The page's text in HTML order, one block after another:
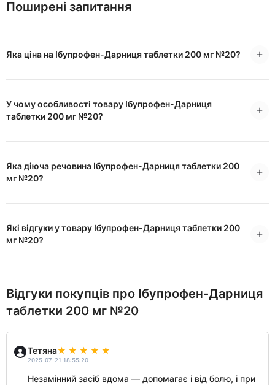
Поширені запитання
Яка ціна на Ібупрофен-Дарниця таблетки 200 мг №20?
У чому особливості товару Ібупрофен-Дарниця
таблетки 200 мг №20?
Яка діюча речовина Ібупрофен-Дарниця таблетки 200
мг №20?
Які відгуки у товару Ібупрофен-Дарниця таблетки 200
мг №20?
Відгуки покупців про Ібупрофен-Дарниця
таблетки 200 мг №20
Тетяна
2025-07-21 18:55:20
Незамінний засіб вдома — допомагає і від болю, і при